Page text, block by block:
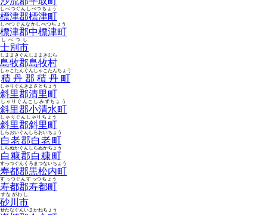
標津郡標津町
しべつぐんしべつちょう
標津郡中標津町
しべつぐんなかしべつちょう
士別市
しべつし
島牧郡島牧村
しままきぐんしままきむら
積丹郡積丹町
しゃこたんぐんしゃこたんちょう
斜里郡清里町
しゃりぐんきよさとちょう
斜里郡小清水町
しゃりぐんこしみずちょう
斜里郡斜里町
しゃりぐんしゃりちょう
白老郡白老町
しらおいぐんしらおいちょう
白糠郡白糠町
しらぬかぐんしらぬかちょう
寿都郡黒松内町
すっつぐんくろまつないちょう
寿都郡寿都町
すっつぐんすっつちょう
砂川市
すながわし
せたなぐんいまかねちょう